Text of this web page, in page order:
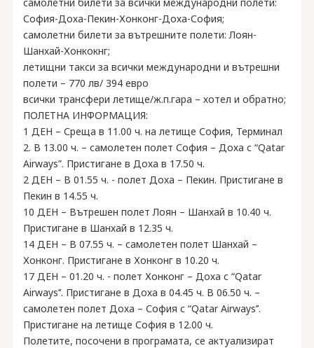
София-Доха-Пекин-Хонконг-Доха-София;
самолетни билети за вътрешните полети: Лоян-
Шанхай-Хонкокнг;
летищни такси за всички международни и вътрешни
полети – 770 лв/ 394 евро
всички трансфери летище/ж.п.гара – хотел и обратно;
ПОЛЕТНА ИНФОРМАЦИЯ:
1 ДЕН – Среща в 11.00 ч. на летище София, Терминал
2. В 13.00 ч. – самолетен полет София – Доха с “Qatar
Airways”. Пристигане в Доха в 17.50 ч.
2 ДЕН – В 01.55 ч. - полет Доха – Пекин. Пристигане в
Пекин в 14.55 ч.
10 ДЕН – Вътрешен полет Лоян – Шанхай в 10.40 ч.
Пристигане в Шанхай в 12.35 ч.
14 ДЕН – В 07.55 ч. – самолетен полет Шанхай –
Хонконг. Пристигане в Хонконг в 10.20 ч.
17 ДЕН – 01.20 ч. - полет Хонконг – Доха с “Qatar
Airways’’. Пристигане в Доха в 04.45 ч. В 06.50 ч. –
самолетен полет Доха – София с “Qatar Airways’’.
Пристигане на летище София в 12.00 ч.
Полетите, посочени в програмата, се актуализират